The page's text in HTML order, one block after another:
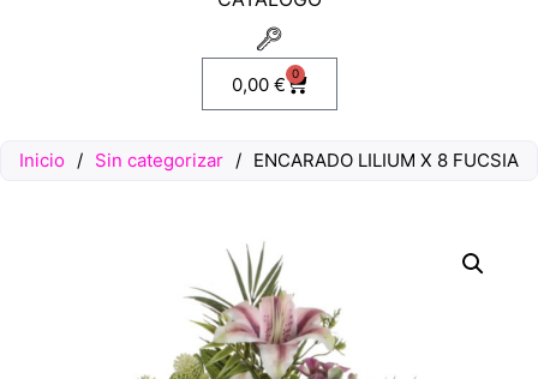
0,00 € 0
Inicio / Sin categorizar / ENCARADO LILIUM X 8 FUCSIA